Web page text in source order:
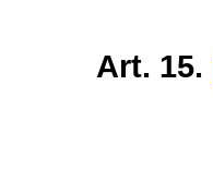
Art. 15.